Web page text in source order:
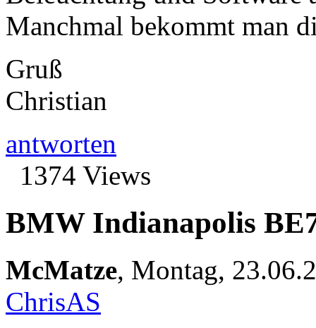
Manchmal bekommt man
Gruß
Christian
antworten
1374 Views
BMW Indianapolis
McMatze, Montag,
ChrisAS